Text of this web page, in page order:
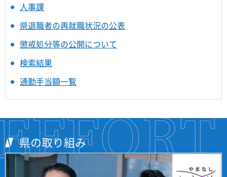
人事課
県退職者の再就職状況の公表
懲戒処分等の公開について
検索結果
通勤手当額一覧
県の取り組み